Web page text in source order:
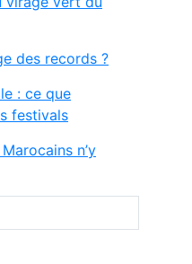
des records ?
: ce que
festivals
n’y